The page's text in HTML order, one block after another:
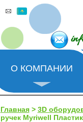
О КОМПАНИИ
Главная> 3D
ручек Myriwell